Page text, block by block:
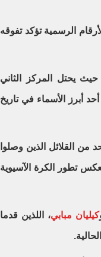
الرسمية تؤكد تفوقه
حيث يحتل المركز الثاني
ليبقى أحد أبرز الأسماء في تاريخ
القلائل الذين وصلوا
يعكس تطور الكرة الآسيوية
كيليان مبابي، اللذين قدما